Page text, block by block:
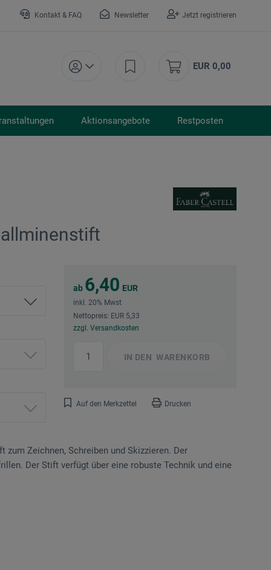
Kontakt & FAQ Newsletter Jetzt registrieren
EUR 0,00
Aktionsangebote Restposten
ab 6,40 EUR
inkl. 20% Mwst
Nettopreis: EUR 5,33
zzgl. Versandkosten
IN DEN WARENKORB
Auf den Merkzettel Drucken
Zeichnen, Schreiben und Skizzieren. Der
Der Stift verfügt über eine robuste Technik und eine